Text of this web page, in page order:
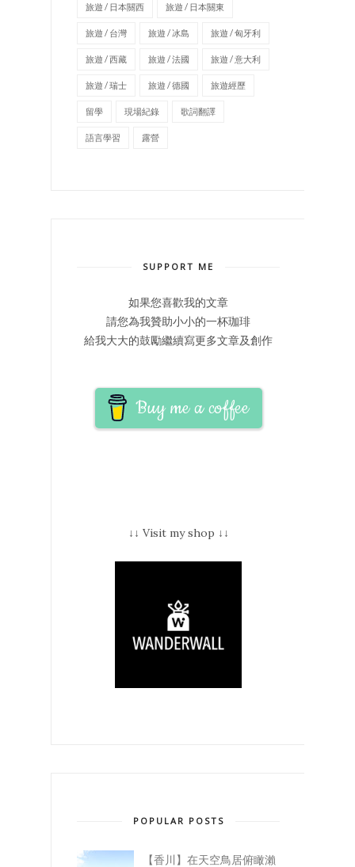
旅遊 / 日本關西 旅遊 / 日本關東
旅遊 / 台灣 旅遊 / 冰島 旅遊 / 匈牙利
旅遊 / 西藏 旅遊 / 法國 旅遊 / 意大利
旅遊 / 瑞士 旅遊 / 德國 旅遊經歷
留學 現場紀錄 歌詞翻譯
語言學習 露營
SUPPORT ME
如果您喜歡我的文章
請您為我贊助小小的一杯珈琲
給我大大的鼓勵繼續寫更多文章及創作
Buy me a coffee
↓↓ Visit my shop ↓↓
POPULAR POSTS
【香川】在天空鳥居俯瞰瀨